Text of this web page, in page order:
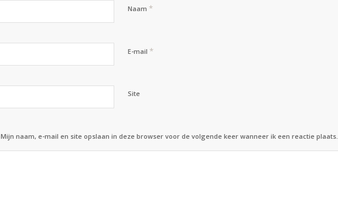
Naam *
E-mail *
Site
Mijn naam, e-mail en site opslaan in deze browser voor de volgende keer wanneer ik een reactie plaats.